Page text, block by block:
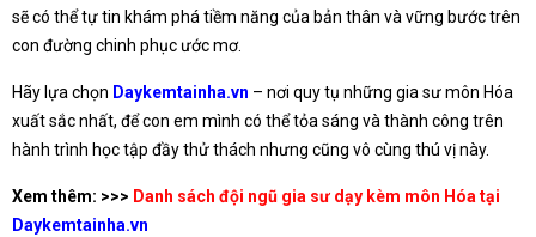
sẽ có thể tự tin khám phá tiềm năng của bản thân và vững bước trên
con đường chinh phục ước mơ.
Hãy lựa chọn Daykemtainha.vn – nơi quy tụ những gia sư môn Hóa
xuất sắc nhất, để con em mình có thể tỏa sáng và thành công trên
hành trình học tập đầy thử thách nhưng cũng vô cùng thú vị này.
Xem thêm: >>> Danh sách đội ngũ gia sư dạy kèm môn Hóa tại
Daykemtainha.vn